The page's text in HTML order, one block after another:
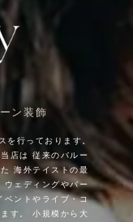
ン装飾
を行っております。
店は
従来のバルー
海外テイストの最
ウェディングやバー
ベントやライブ・コ
す。
小規模から大